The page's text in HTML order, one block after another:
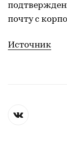
почту с
Источник